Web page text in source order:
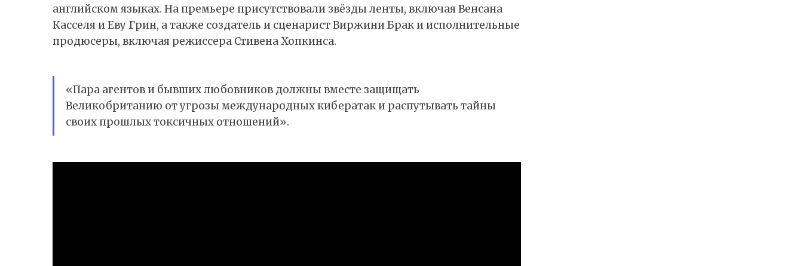
английском языках. На премьере присутствовали звёзды ленты, включая Венсана
Касселя и Еву Грин, а также создатель и сценарист Виржини Брак и исполнительные
продюсеры, включая режиссера Стивена Хопкинса.
«Пара агентов и бывших любовников должны вместе защищать
Великобританию от угрозы международных кибератак и распутывать тайны
своих прошлых токсичных отношений».